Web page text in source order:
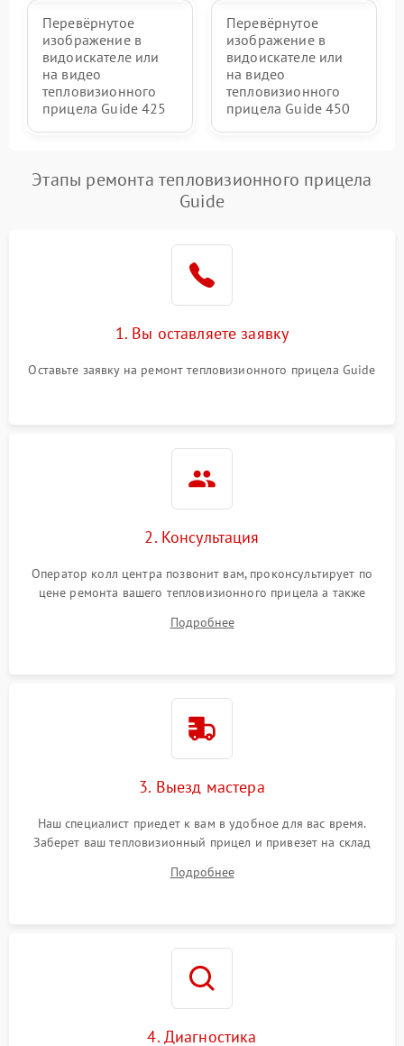
Перевёрнутое
изображение в
видоискателе или
на видео
тепловизионного
прицела Guide 425
Перевёрнутое
изображение в
видоискателе или
на видео
тепловизионного
прицела Guide 450
Этапы ремонта тепловизионного прицела
Guide
1. Вы оставляете заявку
Оставьте заявку на ремонт тепловизионного прицела Guide
2. Консультация
Оператор колл центра позвонит вам, проконсультирует по
цене ремонта вашего тепловизионного прицела а также
Подробнее
3. Выезд мастера
Наш специалист приедет к вам в удобное для вас время.
Заберет ваш тепловизионный прицел и привезет на склад
Подробнее
4. Диагностика